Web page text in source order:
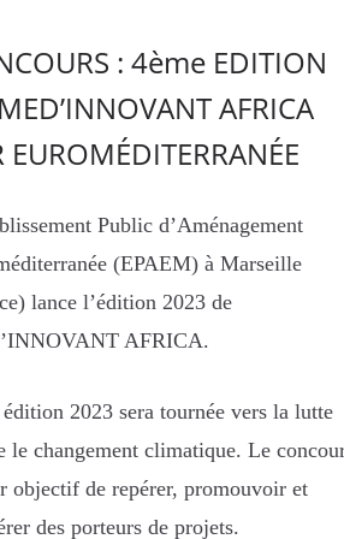
: 4ème EDITION
AFRICA
EUROMÉDITERRANÉE
Public d’Aménagement
(EPAEM) à Marseille
lance l’édition 2023 de
AFRICA.
2023 sera tournée vers la lutte
le changement climatique. Le
objectif de repérer, promouvoir et
des porteurs de projets.